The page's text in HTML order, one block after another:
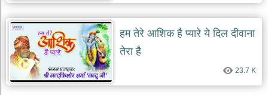
हम तेरे आशिक है प्यारे ये दिल दीवाना
तेरा है
23.7 K